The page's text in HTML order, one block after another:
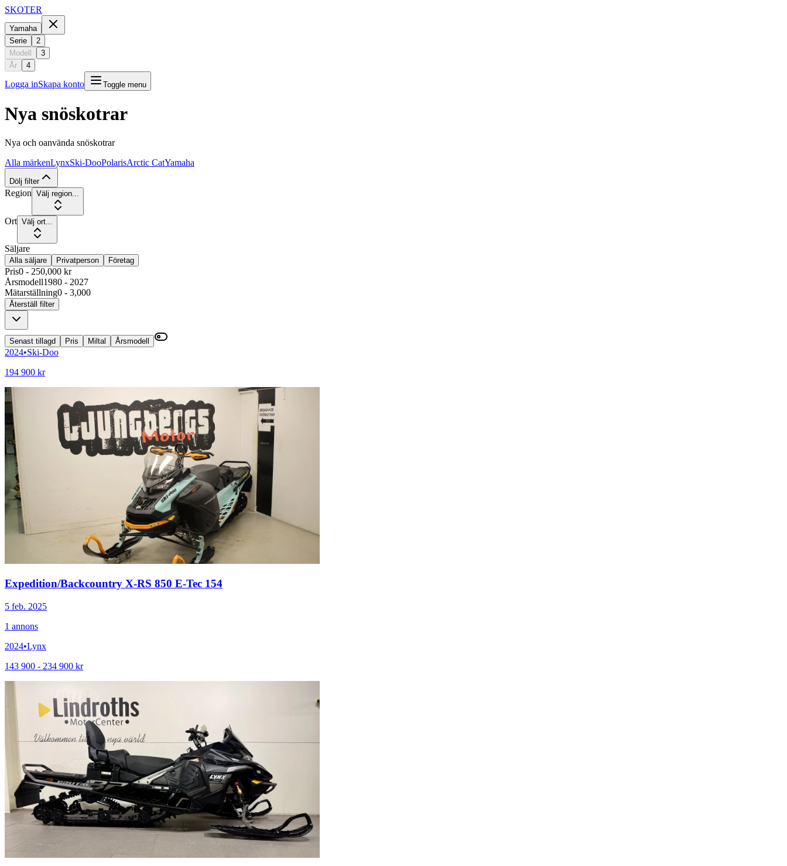
SKOTER
Yamaha
Serie
2
Modell
3
År
4
Logga inSkapa konto Toggle menu
Nya snöskotrar
Nya och oanvända snöskotrar
Alla märkenLynxSki-DooPolarisArctic CatYamaha
Dölj filter
Region Välj region...
Ort Välj ort...
Säljare
Alla säljare Privatperson Företag
Pris0 - 250,000 kr
Årsmodell1980 - 2027
Mätarställning0 - 3,000
Återställ filter
Senast tillagd Pris Miltal Årsmodell
2024•Ski-Doo
194 900 kr
Expedition/Backcountry X-RS 850 E-Tec 154
5 feb. 2025
1 annons
2024•Lynx
143 900 - 234 900 kr